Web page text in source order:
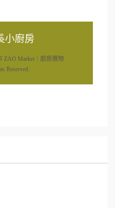
小廚房
ZAO Market｜廚房選物
Reserved.